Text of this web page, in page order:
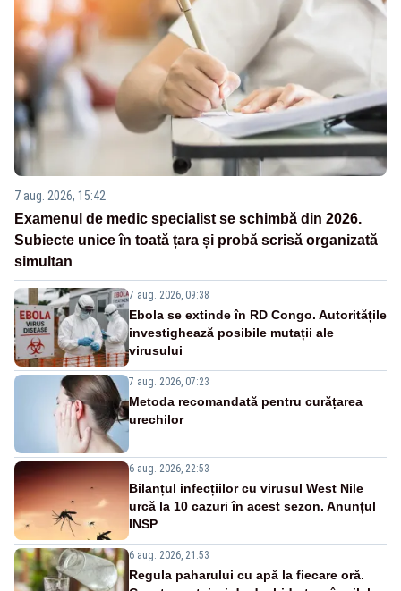
7 aug. 2026, 15:42
Examenul de medic specialist se schimbă din 2026.
Subiecte unice în toată țara și probă scrisă organizată
simultan
7 aug. 2026, 09:38
Ebola se extinde în RD Congo. Autoritățile
investighează posibile mutații ale
virusului
7 aug. 2026, 07:23
Metoda recomandată pentru curățarea
urechilor
6 aug. 2026, 22:53
Bilanțul infecțiilor cu virusul West Nile
urcă la 10 cazuri în acest sezon. Anunțul
INSP
6 aug. 2026, 21:53
Regula paharului cu apă la fiecare oră.